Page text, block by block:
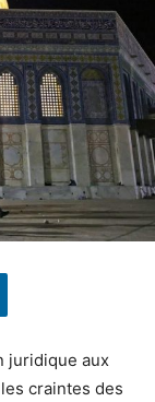
juridique aux
craintes des